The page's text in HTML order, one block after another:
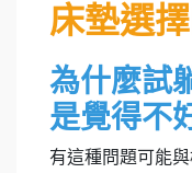
床墊選
為什麼試
是覺得不
有這種問題可能